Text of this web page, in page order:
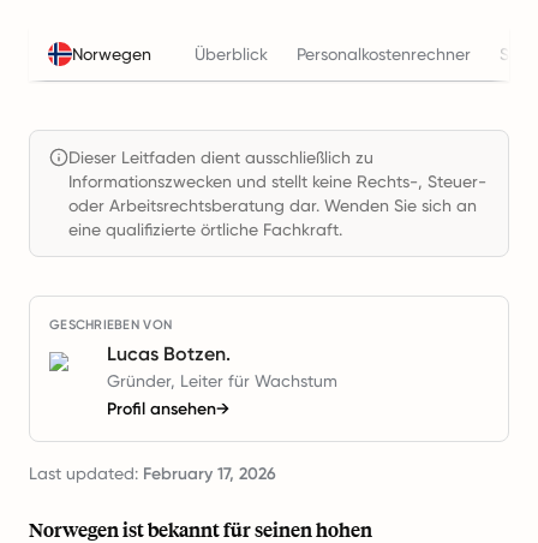
Norwegen Überblick Personalkostenrechner
Dieser Leitfaden dient ausschließlich zu
Informationszwecken und stellt keine Rechts-, Steuer-
oder Arbeitsrechtsberatung dar. Wenden Sie sich an
eine qualifizierte örtliche Fachkraft.
GESCHRIEBEN VON
Lucas Botzen.
Gründer, Leiter für Wachstum
Profil ansehen→
Last updated: February 17, 2026
Norwegen ist bekannt für seinen hohen